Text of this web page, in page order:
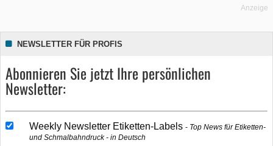
Anzeige
NEWSLETTER FÜR PROFIS
Abonnieren Sie jetzt Ihre persönlichen
Newsletter:
Weekly Newsletter Etiketten-Labels
Top News für Etiketten-
und Schmalbahndruck - in Deutsch